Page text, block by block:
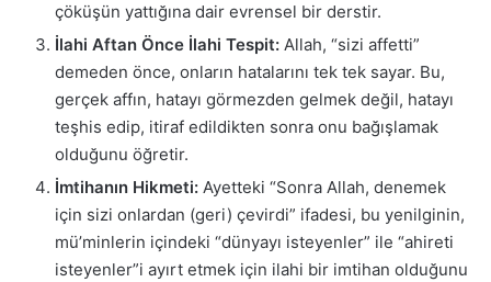
çöküşün yattığına dair evrensel bir derstir.
İlahi Aftan Önce İlahi Tespit: Allah, “sizi affetti”
demeden önce, onların hatalarını tek tek sayar. Bu,
gerçek affın, hatayı görmezden gelmek değil, hatayı
teşhis edip, itiraf edildikten sonra onu bağışlamak
olduğunu öğretir.
İmtihanın Hikmeti: Ayetteki “Sonra Allah, denemek
için sizi onlardan (geri) çevirdi” ifadesi, bu yenilginin,
mü’minlerin içindeki “dünyayı isteyenler” ile “ahireti
isteyenler”i ayırt etmek için ilahi bir imtihan olduğunu